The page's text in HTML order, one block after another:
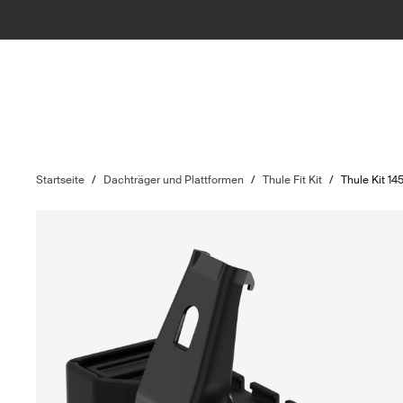
Startseite / Dachträger und Plattformen / Thule Fit Kit / Thule Kit